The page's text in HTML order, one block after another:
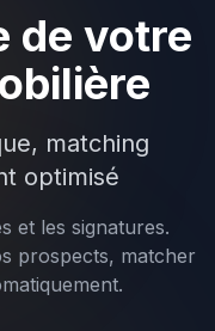
de votre
matching
optimisé
et les signatures.
prospects, matcher